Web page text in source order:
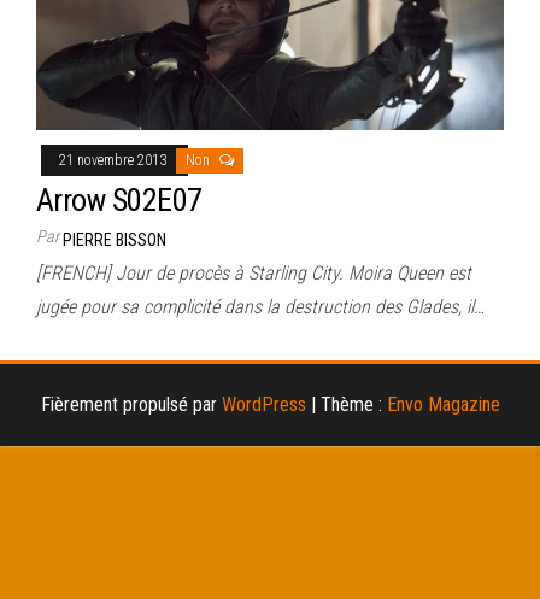
21 novembre 2013 Non
Arrow S02E07
ParPIERRE BISSON
[FRENCH] Jour de procès à Starling City. Moira Queen est
jugée pour sa complicité dans la destruction des Glades, il…
Fièrement propulsé par WordPress Thème : Envo Magazine